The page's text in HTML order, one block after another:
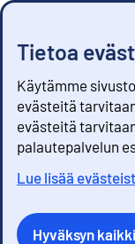
Tietoa
Käytämme
evästeitä
evästeitä
palautepalvelun
Lue lisää
Hyväksyn